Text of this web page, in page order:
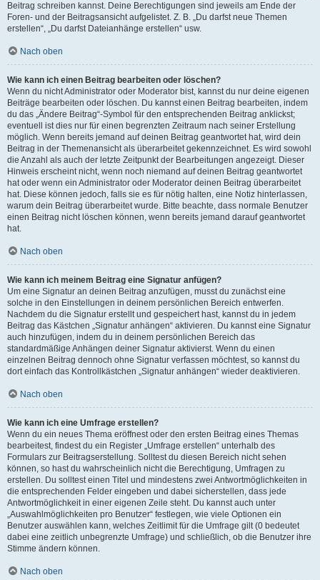
Beitrag schreiben kannst. Deine Berechtigungen sind jeweils am Ende der
Foren- und der Beitragsansicht aufgelistet. Z. B. „Du darfst neue Themen
erstellen“, „Du darfst Dateianhänge erstellen“ usw.
Nach oben
Wie kann ich einen Beitrag bearbeiten oder löschen?
Wenn du nicht Administrator oder Moderator bist, kannst du nur deine eigenen
Beiträge bearbeiten oder löschen. Du kannst einen Beitrag bearbeiten, indem
du das „Ändere Beitrag“-Symbol für den entsprechenden Beitrag anklickst;
eventuell ist dies nur für einen begrenzten Zeitraum nach seiner Erstellung
möglich. Wenn bereits jemand auf deinen Beitrag geantwortet hat, wird dein
Beitrag in der Themenansicht als überarbeitet gekennzeichnet. Es wird sowohl
die Anzahl als auch der letzte Zeitpunkt der Bearbeitungen angezeigt. Dieser
Hinweis erscheint nicht, wenn noch niemand auf deinen Beitrag geantwortet
hat oder wenn ein Administrator oder Moderator deinen Beitrag überarbeitet
hat. Diese können jedoch, falls sie es für nötig halten, eine Notiz hinterlassen,
warum dein Beitrag überarbeitet wurde. Bitte beachte, dass normale Benutzer
einen Beitrag nicht löschen können, wenn bereits jemand darauf geantwortet
hat.
Nach oben
Wie kann ich meinem Beitrag eine Signatur anfügen?
Um eine Signatur an deinen Beitrag anzufügen, musst du zunächst eine
solche in den Einstellungen in deinem persönlichen Bereich entwerfen.
Nachdem du die Signatur erstellt und gespeichert hast, kannst du in jedem
Beitrag das Kästchen „Signatur anhängen“ aktivieren. Du kannst eine Signatur
auch hinzufügen, indem du in deinem persönlichen Bereich das
standardmäßige Anhängen deiner Signatur aktivierst. Wenn du einen
einzelnen Beitrag dennoch ohne Signatur verfassen möchtest, so kannst du
dort einfach das Kontrollkästchen „Signatur anhängen“ wieder deaktivieren.
Nach oben
Wie kann ich eine Umfrage erstellen?
Wenn du ein neues Thema eröffnest oder den ersten Beitrag eines Themas
bearbeitest, findest du ein Register „Umfrage erstellen“ unterhalb des
Formulars zur Beitragserstellung. Solltest du diesen Bereich nicht sehen
können, so hast du wahrscheinlich nicht die Berechtigung, Umfragen zu
erstellen. Du solltest einen Titel und mindestens zwei Antwortmöglichkeiten in
die entsprechenden Felder eingeben und dabei sicherstellen, dass jede
Antwortmöglichkeit in einer eigenen Zeile steht. Du kannst auch unter
„Auswahlmöglichkeiten pro Benutzer“ festlegen, wie viele Optionen ein
Benutzer auswählen kann, welches Zeitlimit für die Umfrage gilt (0 bedeutet
dabei eine zeitlich unbegrenzte Umfrage) und schließlich, ob die Benutzer ihre
Stimme ändern können.
Nach oben